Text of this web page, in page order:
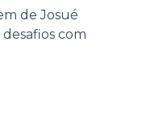
de Josué
com